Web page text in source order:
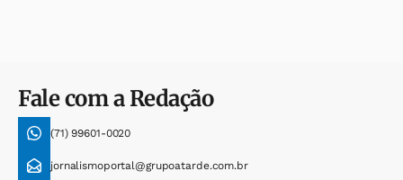
Fale com a Redação
(71) 99601-0020
jornalismoportal@grupoatarde.com.br